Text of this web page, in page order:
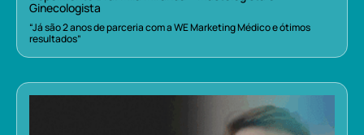
Ginecologista
“Já são 2 anos de parceria com a WE Marketing Médico e ótimos
resultados”